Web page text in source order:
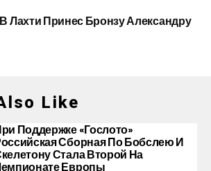
Лахти Принес Бронзу Александру
Like
Поддержке «Гослото»
Сборная По Бобслею И
Стала Второй На
Европы